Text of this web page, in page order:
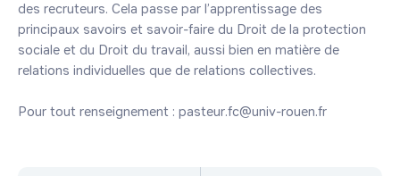
des recruteurs. Cela passe par l’apprentissage des
principaux savoirs et savoir-faire du Droit de la protection
sociale et du Droit du travail, aussi bien en matière de
relations individuelles que de relations collectives.
Pour tout renseignement : pasteur.fc@univ-rouen.fr